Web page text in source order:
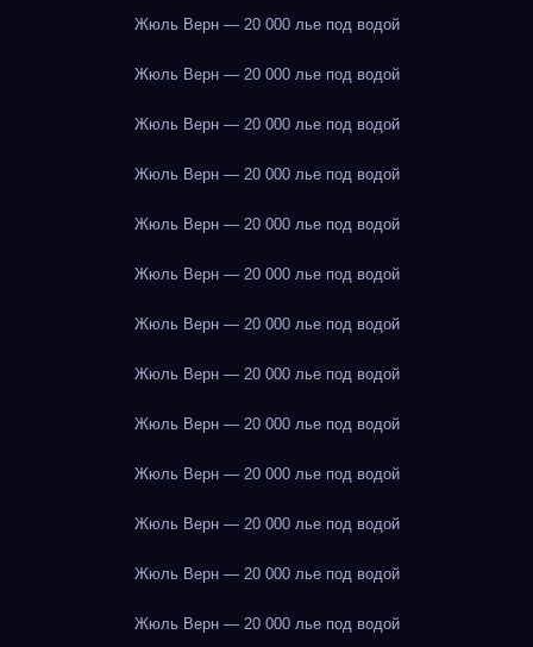
Жюль Верн — 20 000 лье под водой
Жюль Верн — 20 000 лье под водой
Жюль Верн — 20 000 лье под водой
Жюль Верн — 20 000 лье под водой
Жюль Верн — 20 000 лье под водой
Жюль Верн — 20 000 лье под водой
Жюль Верн — 20 000 лье под водой
Жюль Верн — 20 000 лье под водой
Жюль Верн — 20 000 лье под водой
Жюль Верн — 20 000 лье под водой
Жюль Верн — 20 000 лье под водой
Жюль Верн — 20 000 лье под водой
Жюль Верн — 20 000 лье под водой